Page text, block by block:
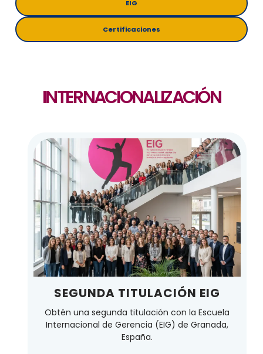
EIG
Certificaciones
INTERNACIONALIZACIÓN
SEGUNDA TITULACIÓN EIG
Obtén una segunda titulación con la Escuela
Internacional de Gerencia (EIG) de Granada,
España.